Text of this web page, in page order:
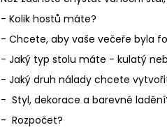
- Kolik hostů máte?
- Chcete, aby vaše večeře byla
- Jaký typ stolu máte - kulatý
- Jaký druh nálady chcete
- Styl, dekorace a barevné
- Rozpočet?